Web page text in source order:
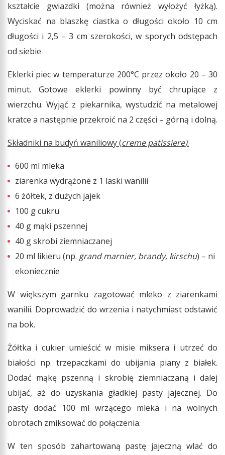
kształcie gwiazdki (można również wyłożyć łyżką).
Wyciskać na blaszkę ciastka o długości około 10 cm
długości i 2,5 – 3 cm szerokości, w sporych odstępach
od siebie
Eklerki piec w temperaturze 200°C przez około 20 – 30
minut. Gotowe eklerki powinny być chrupiące z
wierzchu. Wyjąć z piekarnika, wystudzić na metalowej
kratce a następnie przekroić na 2 części – górną i dolną.
Składniki na budyń waniliowy (creme patissiere):
600 ml mleka
ziarenka wydrążone z 1 laski wanilii
6 żółtek, z dużych jajek
100 g cukru
40 g mąki pszennej
40 g skrobi ziemniaczanej
20 ml likieru (np. grand marnier, brandy, kirschu) – ni
ekoniecznie
W większym garnku zagotować mleko z ziarenkami
wanilii. Doprowadzić do wrzenia i natychmiast odstawić
na bok.
Żółtka i cukier umieścić w misie miksera i utrzeć do
białości np. trzepaczkami do ubijania piany z białek.
Dodać mąkę pszenną i skrobię ziemniaczaną i dalej
ubijać, aż do uzyskania gładkiej pasty jajecznej. Do
pasty dodać 100 ml wrzącego mleka i na wolnych
obrotach zmiksować do połączenia.
W ten sposób zahartowaną pastę jajeczną wlać do